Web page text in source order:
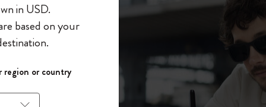
パスワードを表示
ようこそ
、コード
力すると、初
in USD.
based on your
or country